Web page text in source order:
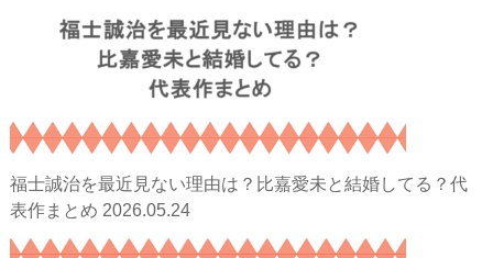
福士誠治を最近見ない理由は？比嘉愛未と結婚してる？代
表作まとめ 2026.05.24